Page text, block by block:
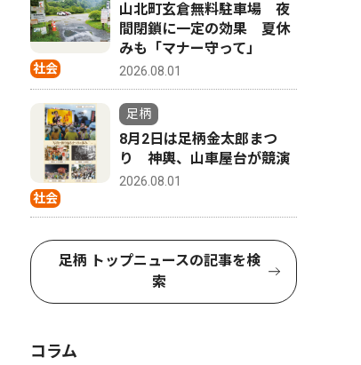
社会
山北町玄倉無料駐車場 夜
間閉鎖に一定の効果 夏休
みも「マナー守って」
2026.08.01
社会
足柄
8月2日は足柄金太郎まつ
り 神輿、山車屋台が競演
2026.08.01
足柄 トップニュースの記事を検
索
コラム